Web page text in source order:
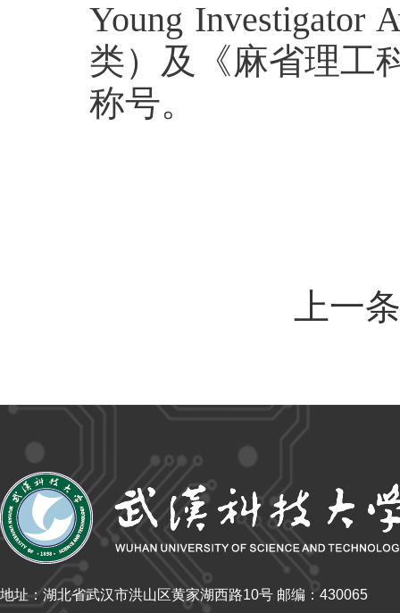
Young
类）及《麻省理工
称号。
上一
地址：湖北省武汉市洪山区黄家湖西路10号 邮编：430065